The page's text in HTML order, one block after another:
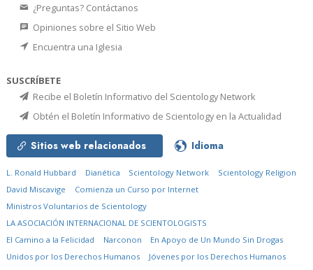
¿Preguntas? Contáctanos
Opiniones sobre el Sitio Web
Encuentra una Iglesia
SUSCRÍBETE
Recibe el Boletín Informativo del Scientology Network
Obtén el Boletín Informativo de Scientology en la Actualidad
Sitios web relacionados Idioma
L. Ronald Hubbard Dianética Scientology Network
Scientology Religion
David Miscavige
Comienza un Curso por Internet
Ministros Voluntarios de Scientology
LA ASOCIACIÓN INTERNACIONAL DE SCIENTOLOGISTS
El Camino a la Felicidad
Narconon
En Apoyo de Un Mundo Sin Drogas
Unidos por los Derechos Humanos
Jóvenes por los Derechos Humanos